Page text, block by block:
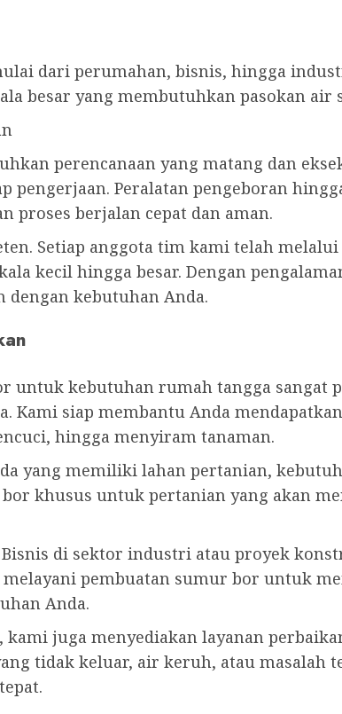
dari perumahan, bisnis, hingga
besar yang membutuhkan pasokan air
perencanaan yang matang dan
Peralatan pengeboran
proses berjalan cepat dan aman.
Setiap anggota tim kami telah
kecil hingga besar. Dengan
kebutuhan Anda.
untuk kebutuhan rumah tangga sangat
Kami siap membantu Anda
hingga menyiram tanaman.
yang memiliki lahan pertanian,
khusus untuk pertanian yang akan
Bisnis di sektor industri atau proyek
pembuatan sumur bor untuk
Anda.
kami juga menyediakan layanan
tidak keluar, air keruh, atau masalah